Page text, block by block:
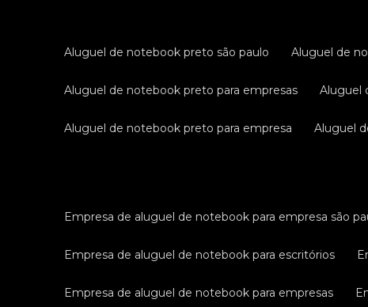
aluguel de notebook preto são paulo aluguel de
aluguel de notebook preto para empresas
aluguel de notebook preto para empresa aluguel
empresa de aluguel de notebook para empresa são
empresa de aluguel de notebook para escritórios
empresa de aluguel de notebook para empresas